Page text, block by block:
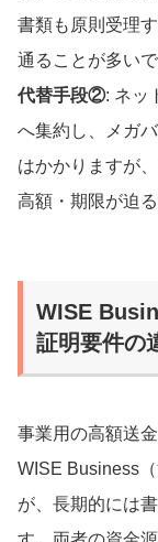
書類も原則受理
通ることが多いで
代替手段②: ネッ
へ集約し、メガ
はかかりますが
高額・期限が迫
WISE
証明要件の
事業用の高額送
WISE Business
が、長期的には